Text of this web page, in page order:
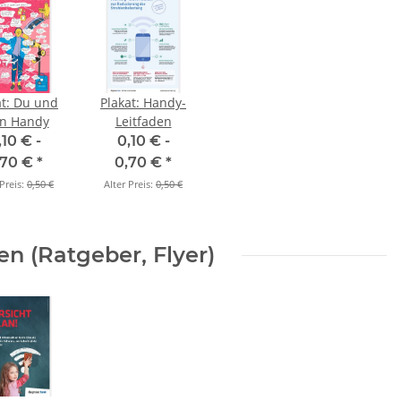
Du und
Handy
€ -
€ *
0,50 €
Plakat: Handy-
Leitfaden
0,10 € -
0,70 € *
Alter Preis: 0,50 €
(Ratgeber, Flyer)